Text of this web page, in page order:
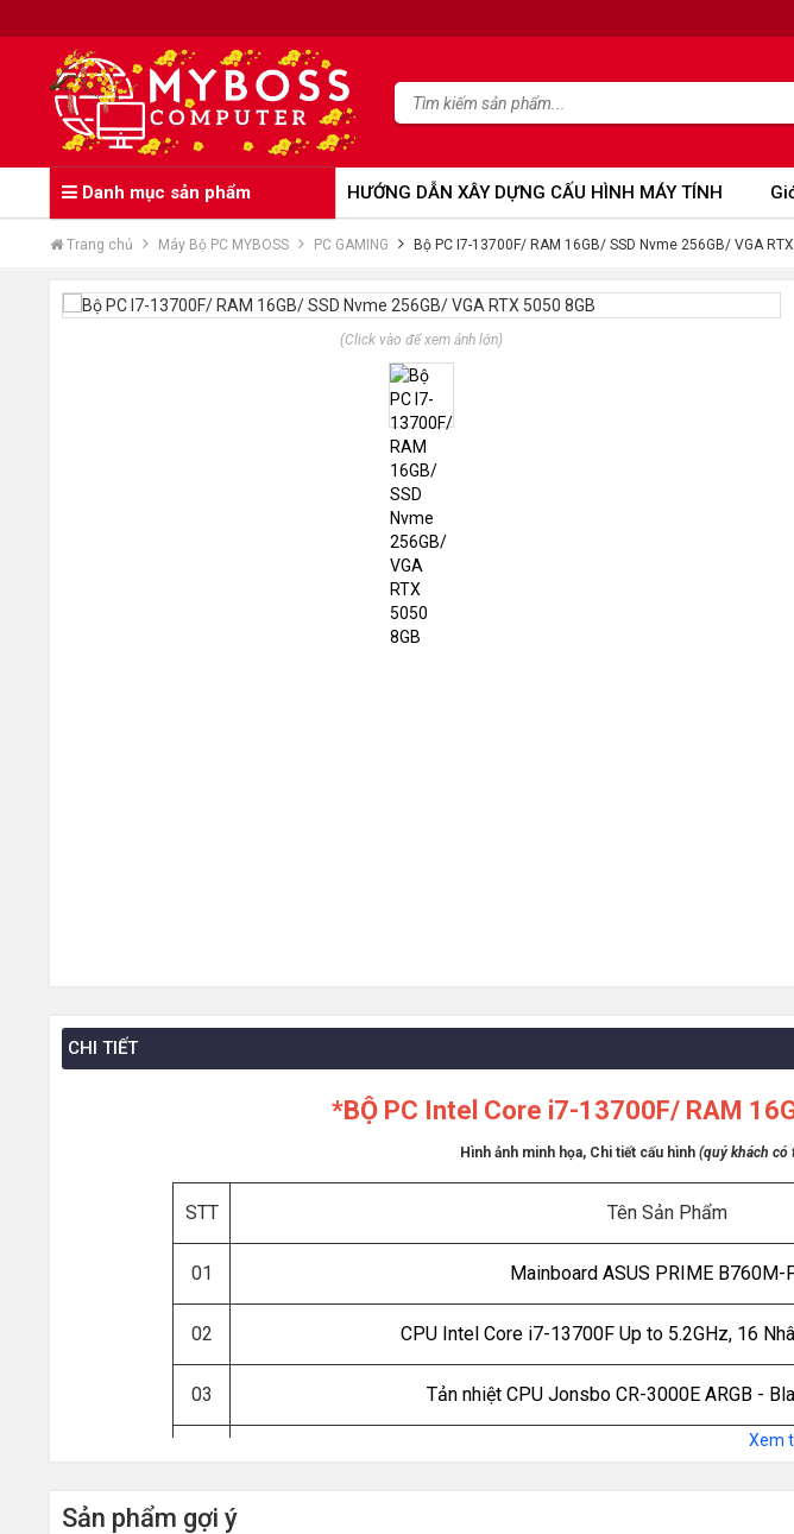
Danh mục sản phẩm HƯỚNG DẪN XÂY DỰNG CẤU HÌNH MÁY TÍNH
Trang chủ Máy Bộ PC MYBOSS PC GAMING Bộ PC I7-13700F/ RAM 16GB/ SSD Nvme 256GB/ VGA
(Click vào để xem ảnh lớn)
CHI TIẾT
*BỘ PC Intel Core i7-13700F/ RAM
Hình ảnh minh họa, Chi tiết cấu hình (quý khách có
STT Tên Sản Phẩm
01 Mainboard ASUS PRIME B760M-
02 CPU Intel Core i7-13700F Up to 5.2GHz, 16
03 Tản nhiệt CPU Jonsbo CR-3000E ARGB -
05
Xem
Sản phẩm gợi ý